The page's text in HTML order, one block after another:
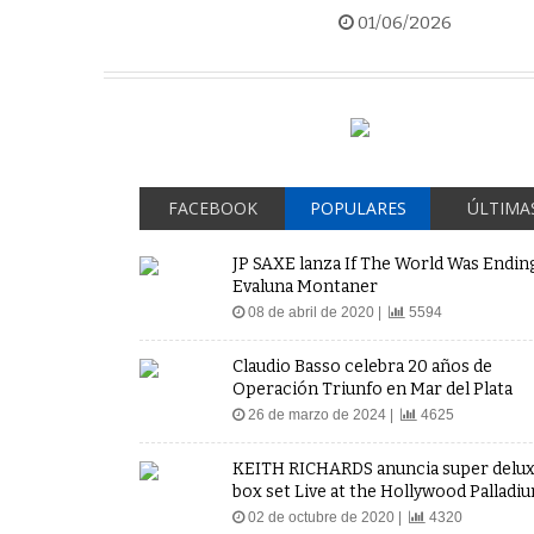
01/06/2026
FACEBOOK POPULARES
JP SAXE lanza If The World Was
Evaluna Montaner
08 de abril de 2020 | 5594
Claudio Basso celebra 20 años de
Operación Triunfo en Mar del Plata
26 de marzo de 2024 | 4625
KEITH RICHARDS anuncia super
box set Live at the Hollywood
02 de octubre de 2020 | 4320